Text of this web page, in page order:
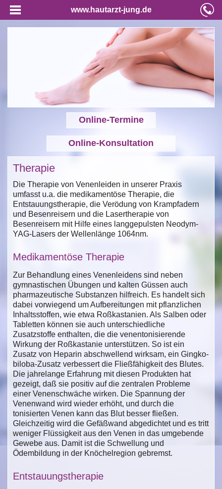
www.hautarzt-jung.de
Online-Termine
Online-Konsultation
Therapie
Die Therapie von Venenleiden in unserer Praxis
umfasst u.a. die medikamentöse Therapie, die
Entstauungstherapie, die Verödung von Krampfadern
und Besenreisern und die Lasertherapie von
Besenreisern mit Hilfe eines langgepulsten Neodym-
YAG-Lasers der Wellenlänge 1064nm.
Medikamentöse Therapie
Zur Behandlung eines Venenleidens sind neben
gymnastischen Übungen und kalten Güssen auch
pharmazeutische Substanzen hilfreich. Es handelt sich
dabei vorwiegend um Aufbereitungen mit pflanzlichen
Inhaltsstoffen, wie etwa Roßkastanien. Als Salben oder
Tabletten können sie auch unterschiedliche
Zusatzstoffe enthalten, die die venentonisierende
Wirkung der Roßkastanie unterstützen. So ist ein
Zusatz von Heparin abschwellend wirksam, ein Gingko-
biloba-Zusatz verbessert die Fließfähigkeit des Blutes.
Die jahrelange Erfahrung mit diesen Produkten hat
gezeigt, daß sie positiv auf die zentralen Probleme
einer Venenschwäche wirken. Die Spannung der
Venenwand wird wieder erhöht, und durch die
tonisierten Venen kann das Blut besser fließen.
Gleichzeitig wird die Gefäßwand abgedichtet und es tritt
weniger Flüssigkeit aus den Venen in das umgebende
Gewebe aus. Damit ist die Schwellung und
Ödembildung in der Knöchelregion gebremst.
Entstauungstherapie